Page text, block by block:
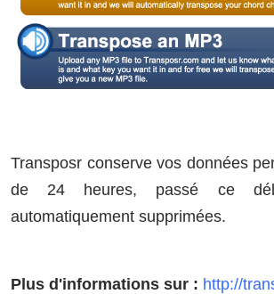
Transposr conserve vos données
de 24 heures, passé ce
automatiquement supprimées.
Plus d'informations sur : http://